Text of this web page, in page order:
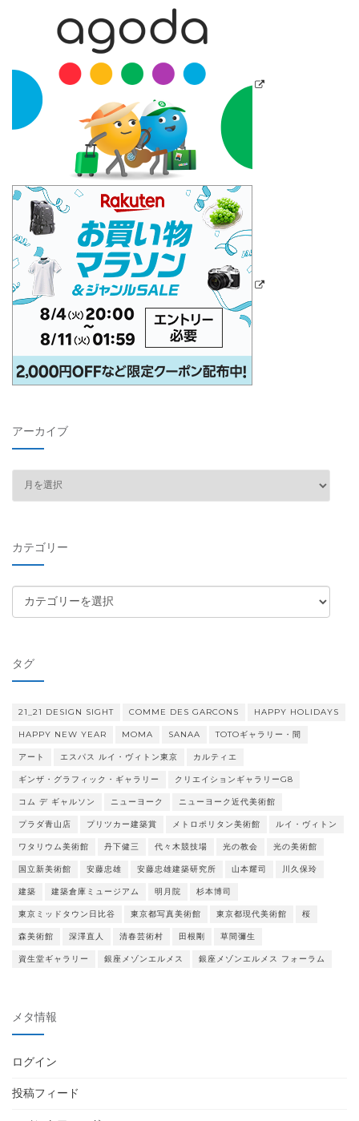
アーカイブ
ブ
カテゴリー
テ
ー
タグ
21_21 DESIGN SIGHT COMME DES GARCONS HAPPY HOLIDAYS
HAPPY NEW YEAR MOMA SANAA TOTOギャラリー・間
アート エスパス ルイ・ヴィトン東京 カルティエ
ギンザ・グラフィック・ギャラリー クリエイションギャラリーG8
コム デ ギャルソン ニューヨーク ニューヨーク近代美術館
プラダ青山店 プリツカー建築賞 メトロポリタン美術館 ルイ・ヴィトン
ワタリウム美術館 丹下健三 代々木競技場 光の教会 光の美術館
国立新美術館 安藤忠雄 安藤忠雄建築研究所 山本耀司 川久保玲
建築 建築倉庫ミュージアム 明月院 杉本博司
東京ミッドタウン日比谷 東京都写真美術館 東京都現代美術館 桜
森美術館 深澤直人 清春芸術村 田根剛 草間彌生
資生堂ギャラリー 銀座メゾンエルメス 銀座メゾンエルメス フォーラム
メタ情報
ログイン
投稿フィード